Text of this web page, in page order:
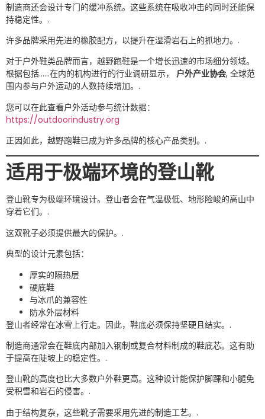
制造商还会设计专门的缓冲系统。这些系统在吸收冲击的同时还能保
持稳定性。.
许多品牌采用先进的橡胶配方，以提升在湿滑岩石上的抓地力。.
对于户外鞋类品牌而言，越野跑鞋是一个增长迅速的市场细分领域。
根据包括……在内的机构进行的行业调研显示， 户外产业协会, 全球范
围内参与户外运动的人数持续增加。.
您可以在此查看户外活动参与统计数据：
https://outdoorindustry.org
正因如此，越野跑鞋已成为许多品牌的核心产品类别。.
适用于极端环境的登山靴
登山靴专为极端环境设计。登山者会在气温极低、地形险峻的高山中
穿着它们。.
这双靴子必须提供最大的保护。.
典型的设计元素包括：
厚实的隔热层
硬底鞋
与冰爪的兼容性
防水外层材料
登山者经常在冰雪上行走。因此，鞋底必须保持坚硬且结实。.
制造商通常会在鞋底内部加入钢制或复合材料制成的鞋底芯。这有助
于提高在陡坡上的稳定性。.
登山靴的高度也比大多数户外鞋更高。这种设计能保护脚踝和小腿免
受积雪和岩石的侵害。.
由于结构复杂，这些靴子需要采用先进的制造工艺。.